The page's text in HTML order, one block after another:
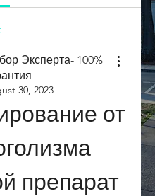
Эксперта- 100%
30, 2023
от
препарат